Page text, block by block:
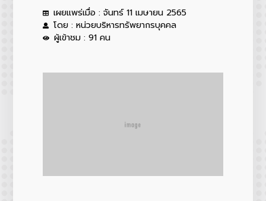
เผยแพร่เมื่อ : จันทร์ 11 เมษายน 2565
โดย : หน่วยบริหารทรัพยากรบุคคล
ผู้เข้าชม : 91 คน